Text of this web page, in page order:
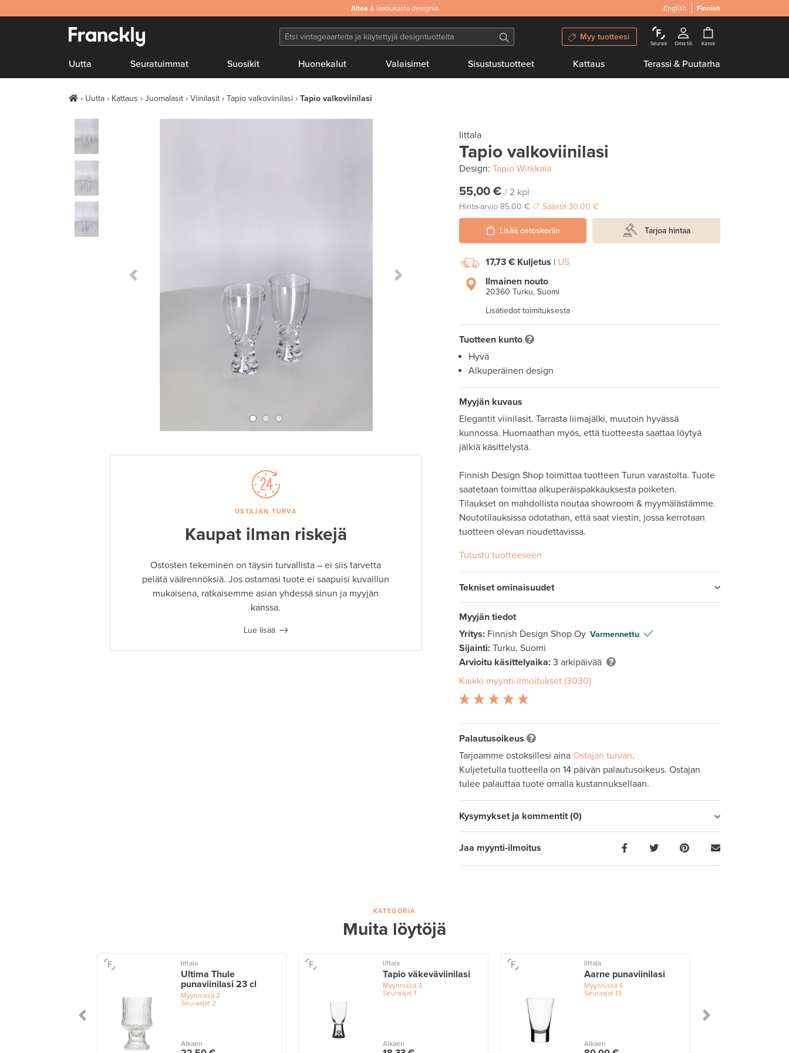
Aitoa & laadukasta designia English Finnish
Myy tuotteesi
Seuraa Oma tili Kassa
Uutta Seuratuimmat Suosikit Huonekalut Valaisimet Sisustustuotteet Kattaus Terassi & Puutarha
Uutta Kattaus Juomalasit Viinilasit Tapio valkoviinilasi Tapio valkoviinilasi
Previous Slide Next Slide
OSTAJAN TURVA
Kaupat ilman riskejä
Ostosten tekeminen on täysin turvallista – ei siis tarvetta
pelätä väärennöksiä. Jos ostamasi tuote ei saapuisi kuvaillun
mukaisena, ratkaisemme asian yhdessä sinun ja myyjän
kanssa.
Lue lisää
Iittala
Tapio valkoviinilasi
Design: Tapio Wirkkala
55,00 € / 2 kpl
Hinta-arvio 85,00 € Säästä 30,00 €
Lisää ostoskoriin Tarjoa hintaa
17,73 € Kuljetus | US
Ilmainen nouto
20360 Turku, Suomi
Lisätiedot toimituksesta
Tuotteen kunto
Hyvä
Alkuperäinen design
Myyjän kuvaus
Elegantit viinilasit. Tarrasta liimajälki, muutoin hyvässä
kunnossa. Huomaathan myös, että tuotteesta saattaa löytyä
jälkiä käsittelystä.
Finnish Design Shop toimittaa tuotteen Turun varastolta. Tuote
saatetaan toimittaa alkuperäispakkauksesta poiketen.
Tilaukset on mahdollista noutaa showroom & myymälästämme.
Noutotilauksissa odotathan, että saat viestin, jossa kerrotaan
tuotteen olevan noudettavissa.
Tutustu tuotteeseen
Tekniset ominaisuudet
Myyjän tiedot
Yritys: Finnish Design Shop Oy Varmennettu
Sijainti:Turku, Suomi
Arvioitu käsittelyaika:3 arkipäivää
Kaikki myynti-ilmoitukset (3030)
Palautusoikeus
Tarjoamme ostoksillesi aina Ostajan turvan.
Kuljetetulla tuotteella on 14 päivän palautusoikeus. Ostajan
tulee palauttaa tuote omalla kustannuksellaan.
Kysymykset ja kommentit (0)
Jaa myynti-ilmoitus
KATEGORIA
Muita löytöjä
Iittala
Ultima Thule
punaviinilasi 23 cl
Myynnissä2
Seuraajat 2
Alkaen
Iittala
Tapio väkeväviinilasi
Myynnissä3
Seuraajat 1
Alkaen
Iittala
Aarne punaviinilasi
Myynnissä 6
Seuraajat 13
Alkaen